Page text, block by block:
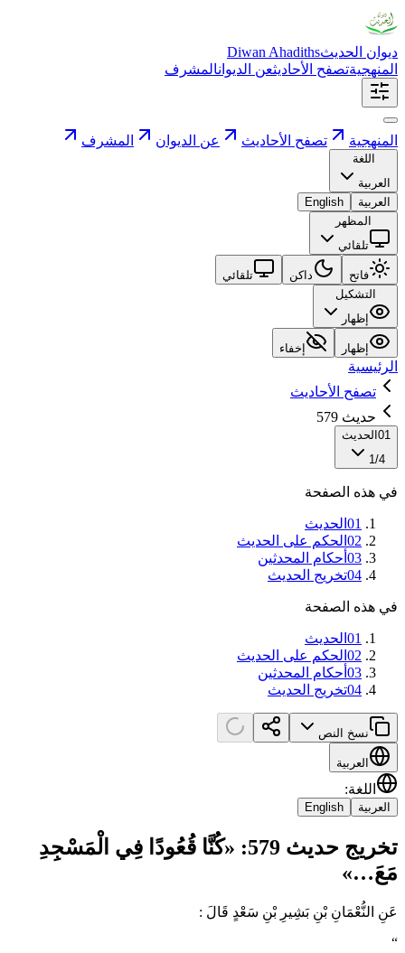
ديوان الحديثDiwan Ahadiths
المنهجيةتصفح الأحاديثعن الديوانالمشرف
المنهجية تصفح الأحاديث عن الديوان المشرف
اللغة
العربية
العربية
English
المظهر
تلقائي
فاتح داكن
تلقائي
التشكيل
إظهار
إظهار إخفاء
الرئيسية
تصفح الأحاديث
حديث 579
01 الحديث
1/4
في هذه الصفحة
01 الحديث
02 الحكم على الحديث
03 أحكام المحدثين
04تخريج الحديث
في هذه الصفحة
01 الحديث
02 الحكم على الحديث
03 أحكام المحدثين
04تخريج الحديث
نسخ النص
العربية
اللغة:
العربية English
تخريج حديث 579: «كُنَّا قُعُودًا فِي الْمَسْجِدِ
مَعَ…»
عَنِ النُّعْمَانِ بْنِ بَشِيرِ بْنِ سَعْدٍ قَالَ :
“